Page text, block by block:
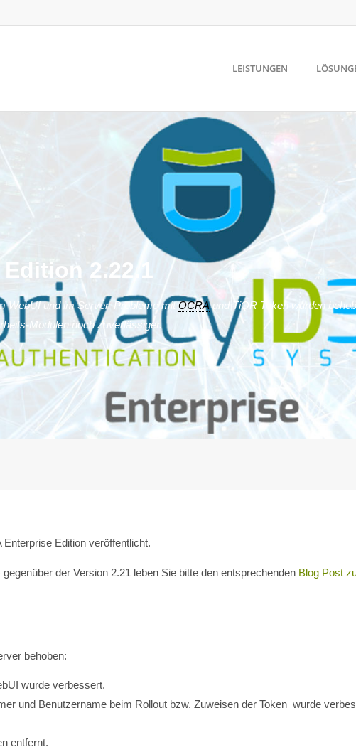
LEISTUNGEN
2.22.1
WebUI und im Server. Probleme mitOCRAund TiQR Token wurden
Modulen noch zuverlässiger.
Edition veröffentlicht.
der Version 2.21 leben Sie bitte den entsprechenden Blog Post
behoben:
wurde verbessert.
und Benutzername beim Rollout bzw. Zuweisen der Token wurde
entfernt.